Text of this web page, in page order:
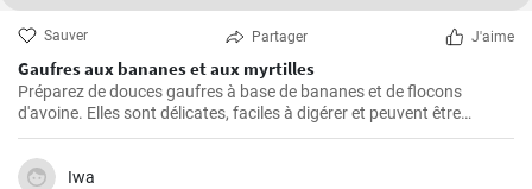
Sauver Partager J'aime
Gaufres aux bananes et aux myrtilles
Préparez de douces gaufres à base de bananes et de flocons
d'avoine. Elles sont délicates, faciles à digérer et peuvent être
servies par exemple avec des myrtilles fraîches et du sirop de
myrtille.
Iwa